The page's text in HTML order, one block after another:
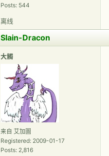
Posts: 544
离线
Slain-Dracon
大觸
来自 艾加圖
Registered: 2009-01-17
Posts: 2,816